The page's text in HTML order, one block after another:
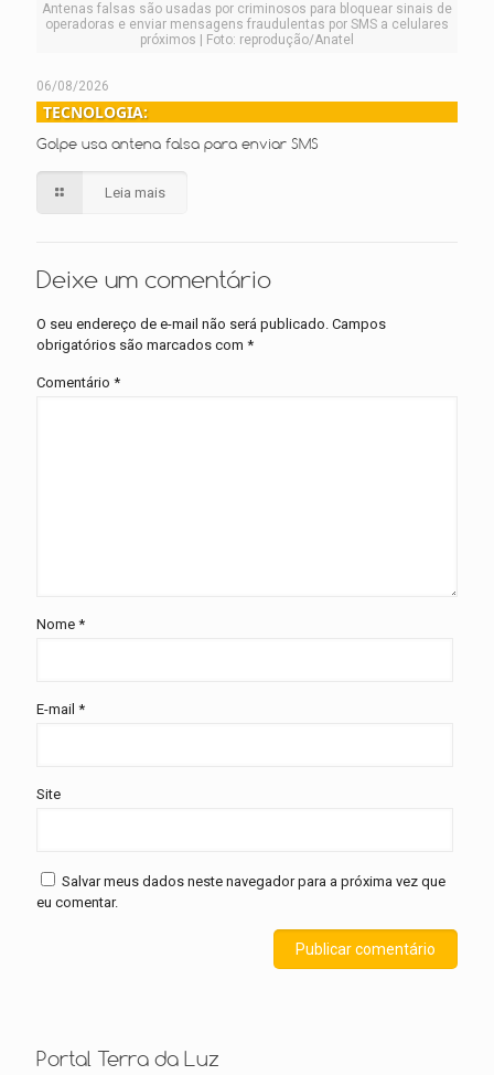
Antenas falsas são usadas por criminosos para bloquear sinais de
operadoras e enviar mensagens fraudulentas por SMS a celulares
próximos | Foto: reprodução/Anatel
06/08/2026
TECNOLOGIA:
Golpe usa antena falsa para enviar SMS
Leia mais
Deixe um comentário
O seu endereço de e-mail não será publicado. Campos
obrigatórios são marcados com *
Comentário *
Nome *
E-mail *
Site
Salvar meus dados neste navegador para a próxima vez que
eu comentar.
Portal Terra da Luz